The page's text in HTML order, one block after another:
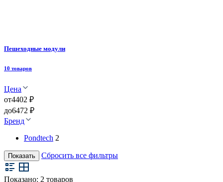
Пешеходные модули
10 товаров
Цена
от4402 ₽
до6472 ₽
Бренд
Pondtech 2
Показать Сбросить все фильтры
Показано: 2 товаров